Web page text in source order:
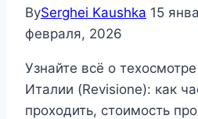
BySerghei Kaushka 15
февраля, 2026
Узнайте всё о
Италии (Revisione): как
проходить, стоимость